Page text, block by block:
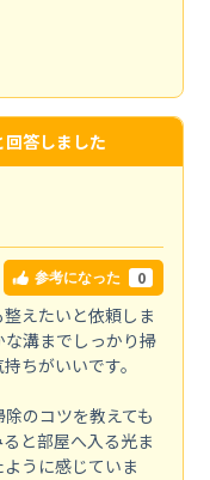
回答しました
参考になった 0
えたいと依頼しま
溝までしっかり掃
ちがいいです。
のコツを教えても
と部屋へ入る光ま
うに感じていま